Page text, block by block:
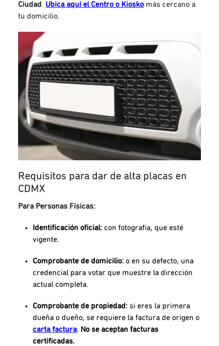
Ciudad. Ubica aquí el Centro o Kiosko más cercano a
tu domicilio.
Requisitos para dar de alta placas en
CDMX
Para Personas Físicas:
Identificación oficial: con fotografía, que esté
vigente.
Comprobante de domicilio:o en su defecto, una
credencial para votar que muestre la dirección
actual completa.
Comprobante de propiedad:si eres la primera
dueña o dueño, se requiere la factura de origen o
carta factura. No se aceptan facturas
certificadas.